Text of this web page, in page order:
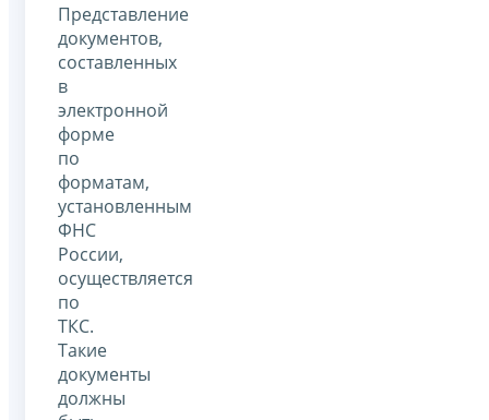
Представление
документов,
составленных
в
электронной
форме
по
форматам,
установленным
ФНС
России,
осуществляется
по
ТКС.
Такие
документы
должны